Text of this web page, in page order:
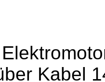
Kabel